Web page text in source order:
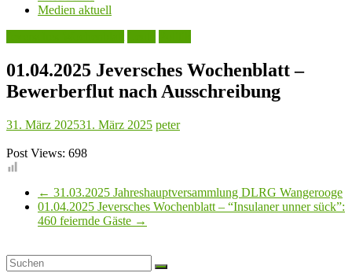
Medien aktuell
01.04.2025 Jeversches Wochenblatt –
Bewerberflut nach Ausschreibung
31. März 202531. März 2025 peter
Post Views: 698
← 31.03.2025 Jahreshauptversammlung DLRG Wangerooge
01.04.2025 Jeversches Wochenblatt – “Insulaner unner sück”:
460 feiernde Gäste →